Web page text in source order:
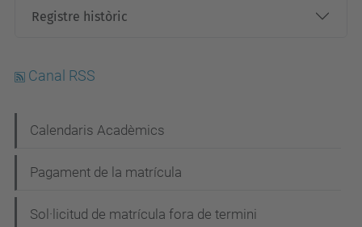
Registre històric
Canal RSS
a
v
Calendaris Acadèmics
Pagament de la matrícula
Sol·licitud de matrícula fora de termini